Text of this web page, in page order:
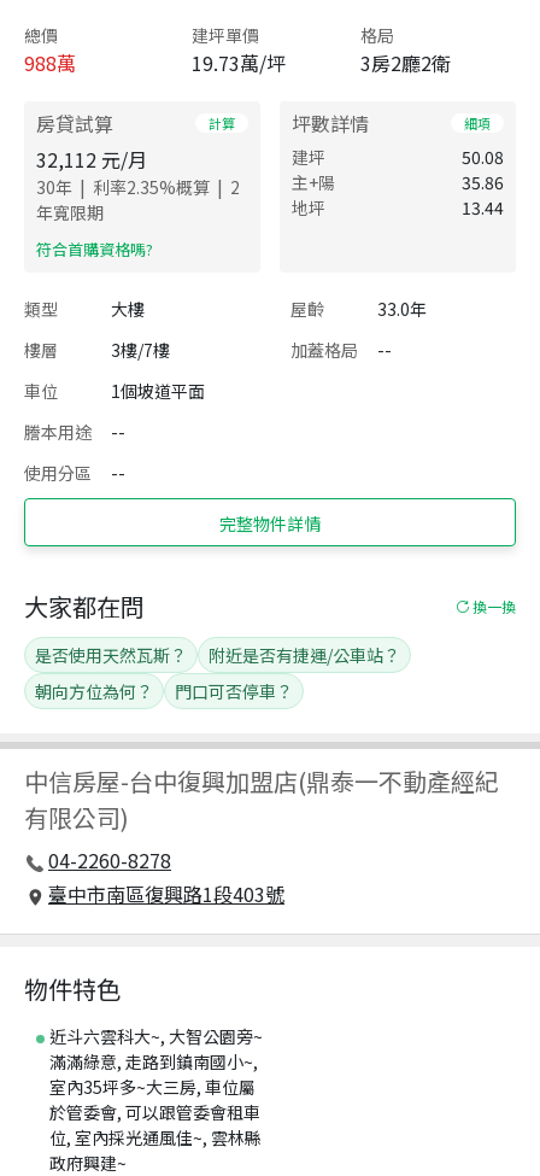
總價
988萬
建坪單價
19.73萬/坪
格局
3房2廳2衛
房貸試算 計算
32,112 元/月
30年 | 利率2.35%概算 | 2
年寬限期
​符合首購資格嗎?
坪數詳情 細項
建坪
50.08
主+陽
35.86
地坪
13.44
類型 大樓 屋齡
33.0年
樓層
3樓/7樓 加蓋格局
--
車位
1個坡道平面
謄本用途
--
使用分區
--
完整物件詳情
中信房屋-台中復興加盟店(鼎泰一不動產經紀
有限公司)
04-2260-8278
臺中市南區復興路1段403號
大家都在問 換一換
是否使用天然瓦斯？
附近是否有捷運/公車站？
朝向方位為何？
門口可否停車？
物件特色
近斗六雲科大~, 大智公園旁~
滿滿綠意, 走路到鎮南國小~,
室內35坪多~大三房, 車位屬
於管委會, 可以跟管委會租車
位, 室內採光通風佳~, 雲林縣
政府興建~